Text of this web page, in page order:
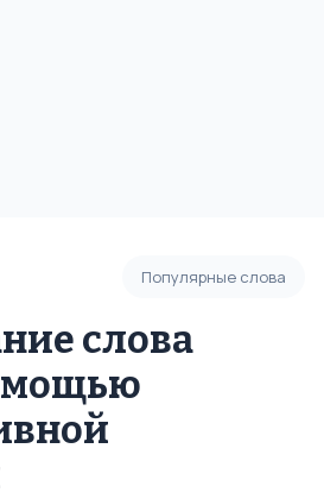
Популярные слова
слова